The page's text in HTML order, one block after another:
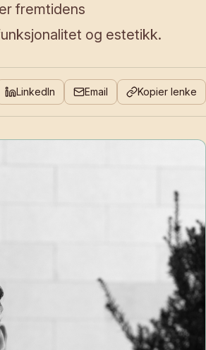
fremtidens
og estetikk.
LinkedIn Email Kopier lenke